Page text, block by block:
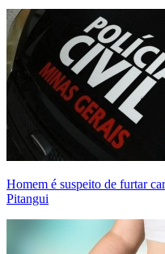
Homem é suspeito de furtar
Pitangui